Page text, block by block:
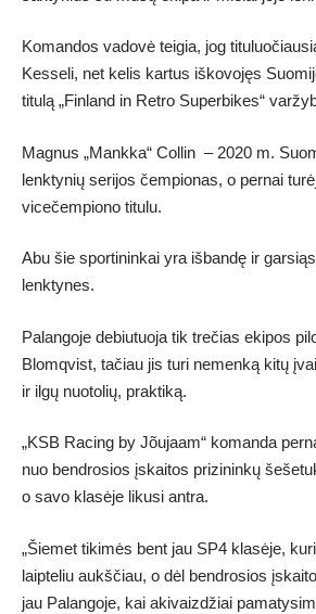
Komandos vadovė teigia, jog
Kesseli, net kelis kartus iškovojęs
titulą „Finland in Retro Superbikes“
Magnus „Mankka“ Collin – 2020 m.
lenktynių serijos čempionas, o pernai
vicečempiono titulu.
Abu šie sportininkai yra išbandę ir
lenktynes.
Palangoje debiutuoja tik trečias ekipos
Blomqvist, tačiau jis turi nemenką kitų
ir ilgų nuotolių, praktiką.
„KSB Racing by Jõujaam“ komanda
nuo bendrosios įskaitos prizininkų
o savo klasėje likusi antra.
„Šiemet tikimės bent jau SP4 klasėje,
laipteliu aukščiau, o dėl bendrosios
jau Palangoje, kai akivaizdžiai